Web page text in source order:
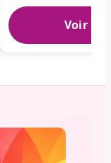
Voir